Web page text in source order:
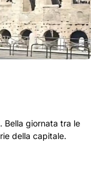
Bella giornata tra le
della capitale.